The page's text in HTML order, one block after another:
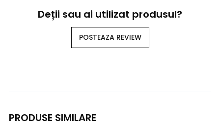
Deții sau ai utilizat produsul?
POSTEAZA REVIEW
PRODUSE SIMILARE